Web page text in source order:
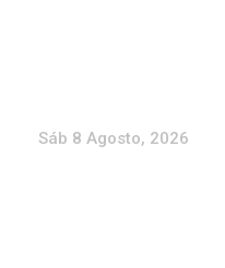
Sáb 8 Agosto, 2026